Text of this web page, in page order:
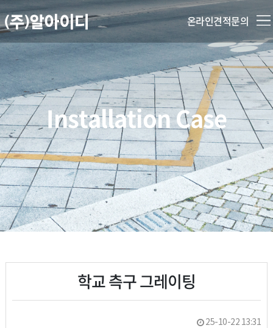
본문 바로가기
온라인견적문의
열기
열기
열기
Installation Case
학교 측구 그레이팅
25-10-22 13:31